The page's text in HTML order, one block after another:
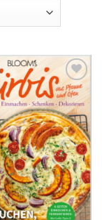
Zur
Merkliste
hinzufügen